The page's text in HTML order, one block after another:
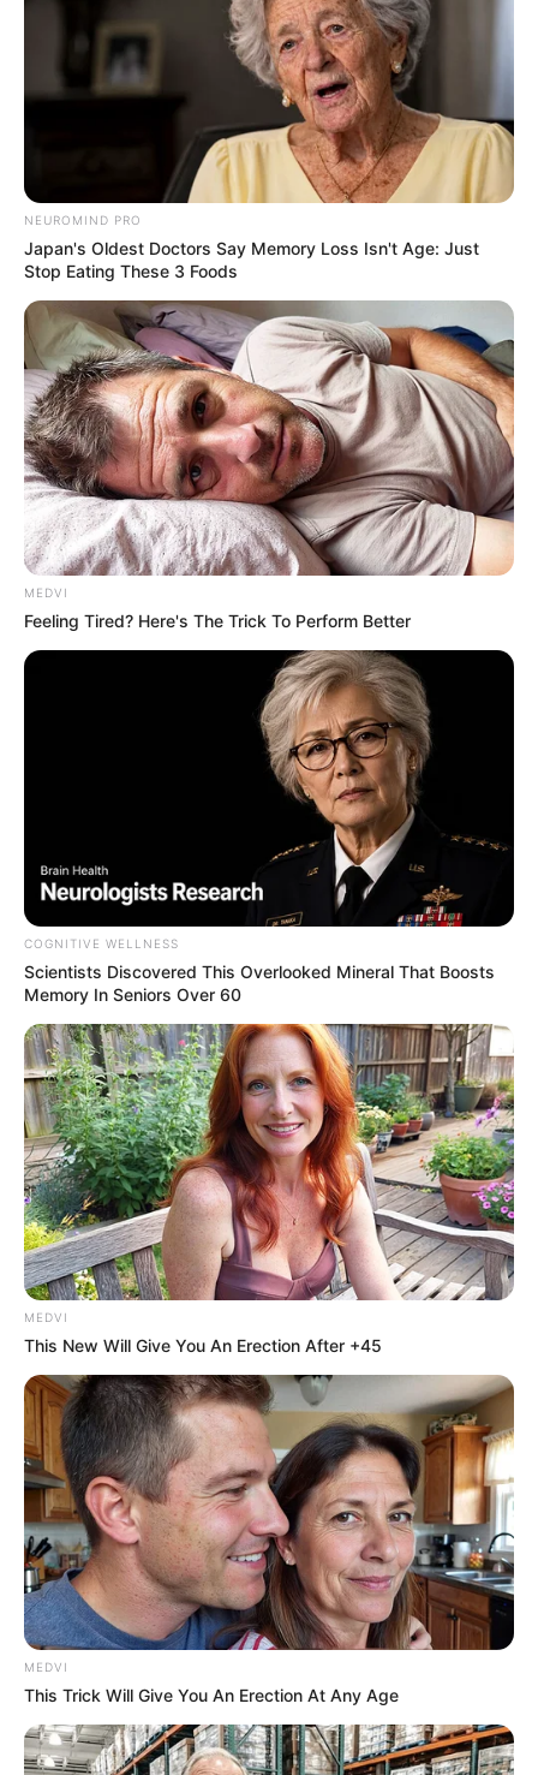
NEUROMIND PRO
Japan's Oldest Doctors Say Memory Loss Isn't Age: Just
Stop Eating These 3 Foods
MEDVI
Feeling Tired? Here's The Trick To Perform Better
COGNITIVE WELLNESS
Scientists Discovered This Overlooked Mineral That Boosts
Memory In Seniors Over 60
MEDVI
This New Will Give You An Erection After +45
MEDVI
This Trick Will Give You An Erection At Any Age